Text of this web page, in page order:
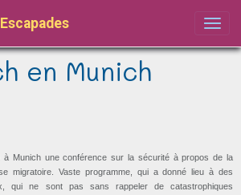
en Munich
à Munich une conférence sur la sécurité à propos de la
migratoire. Vaste programme, qui a donné lieu à des
qui ne sont pas sans rappeler de catastrophiques